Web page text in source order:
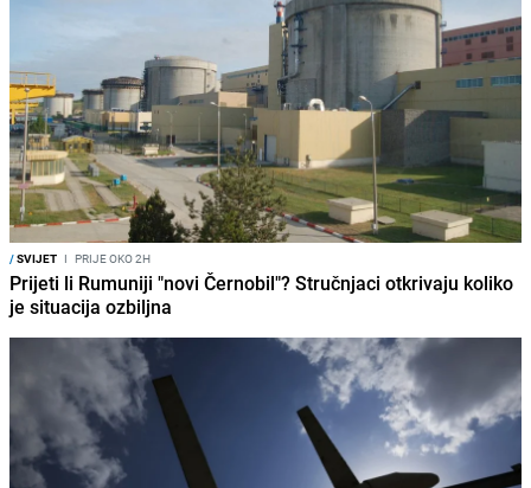
/SVIJET I PRIJE OKO 2H
Prijeti li Rumuniji "novi Černobil"? Stručnjaci otkrivaju koliko
je situacija ozbiljna